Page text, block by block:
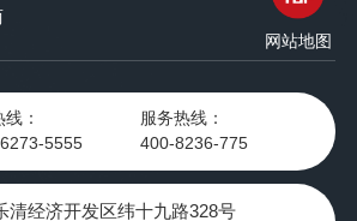
网站地图
：
5555
服务热线：
400-8236-775
清经济开发区纬十九路328号